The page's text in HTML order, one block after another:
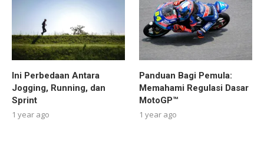
Ini Perbedaan Antara
Jogging, Running, dan
Sprint
1 year ago
Panduan Bagi Pemula:
Memahami Regulasi Dasar
MotoGP™
1 year ago